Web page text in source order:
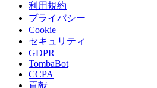
利用規約
プライバシー
Cookie
セキュリティ
GDPR
TombaBot
CCPA
貢献